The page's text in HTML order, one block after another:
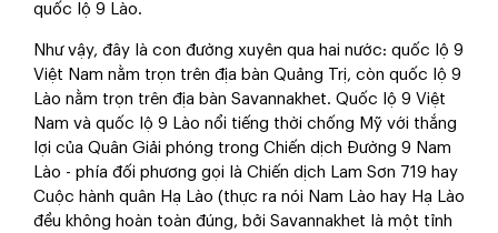
quốc lộ 9 Lào.
Như vậy, đây là con đường xuyên qua hai nước: quốc lộ 9
Việt Nam nằm trọn trên địa bàn Quảng Trị, còn quốc lộ 9
Lào nằm trọn trên địa bàn Savannakhet. Quốc lộ 9 Việt
Nam và quốc lộ 9 Lào nổi tiếng thời chống Mỹ với thắng
lợi của Quân Giải phóng trong Chiến dịch Đường 9 Nam
Lào - phía đối phương gọi là Chiến dịch Lam Sơn 719 hay
Cuộc hành quân Hạ Lào (thực ra nói Nam Lào hay Hạ Lào
đều không hoàn toàn đúng, bởi Savannakhet là một tỉnh